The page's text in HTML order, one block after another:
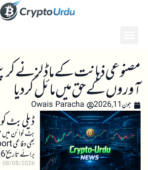
مصنوعی ذہانت کے ماڈلز نے
آوروں کے حق میں مائل کر دیا
جون 11, 2026 Owais Paracha
ڈیلی بٹ
بٹ کوائن میں
برائے تاریخ 2026-08-08
08/08/2026